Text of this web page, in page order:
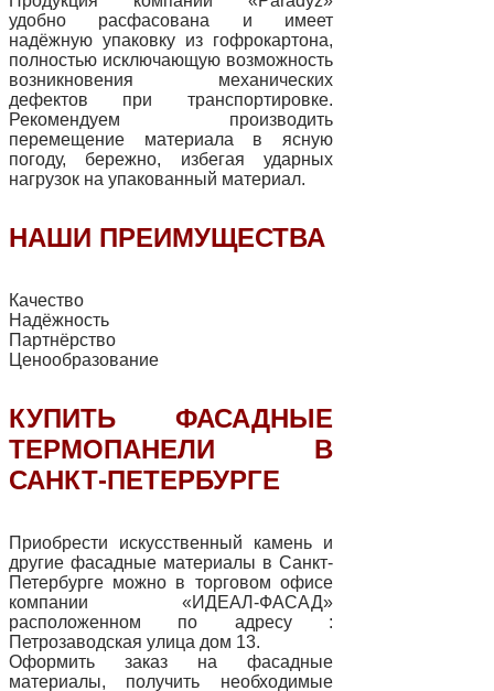
удобно расфасована и имеет
надёжную упаковку из гофрокартона,
полностью исключающую возможность
возникновения механических
дефектов при транспортировке.
Рекомендуем производить
перемещение материала в ясную
погоду, бережно, избегая ударных
нагрузок на упакованный материал.
НАШИ ПРЕИМУЩЕСТВА
Качество
Надёжность
Партнёрство
Ценообразование
КУПИТЬ ФАСАДНЫЕ
ТЕРМОПАНЕЛИ В
САНКТ-ПЕТЕРБУРГЕ
Приобрести искусственный камень и
другие фасадные материалы в Санкт-
Петербурге можно в торговом офисе
компании «ИДЕАЛ-ФАСАД»
расположенном по адресу :
Петрозаводская улица дом 13.
Оформить заказ на фасадные
материалы, получить необходимые